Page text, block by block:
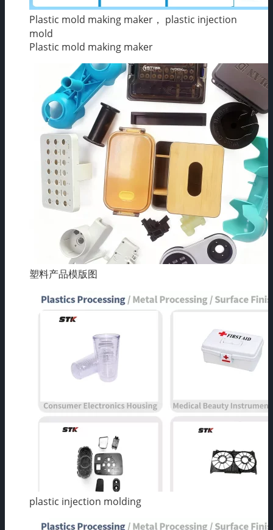
Plastic mold making maker， plastic injection
mold
Plastic mold making maker
塑料产品模版图
plastic injection molding